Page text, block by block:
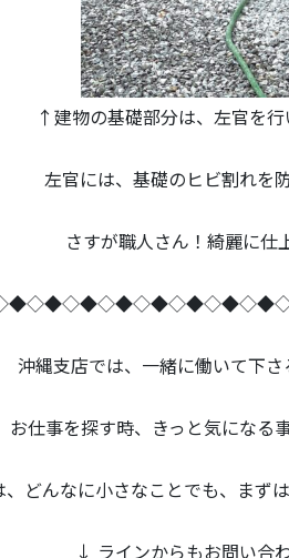
↑建物の基礎部分は、左官を行
左官には、基礎のヒビ割れを
さすが職人さん！綺麗に仕
沖縄支店では、一緒に働いて下さ
お仕事を探す時、きっと気になる
、どんなに小さなことでも、まず
↓ ラインからもお問い合